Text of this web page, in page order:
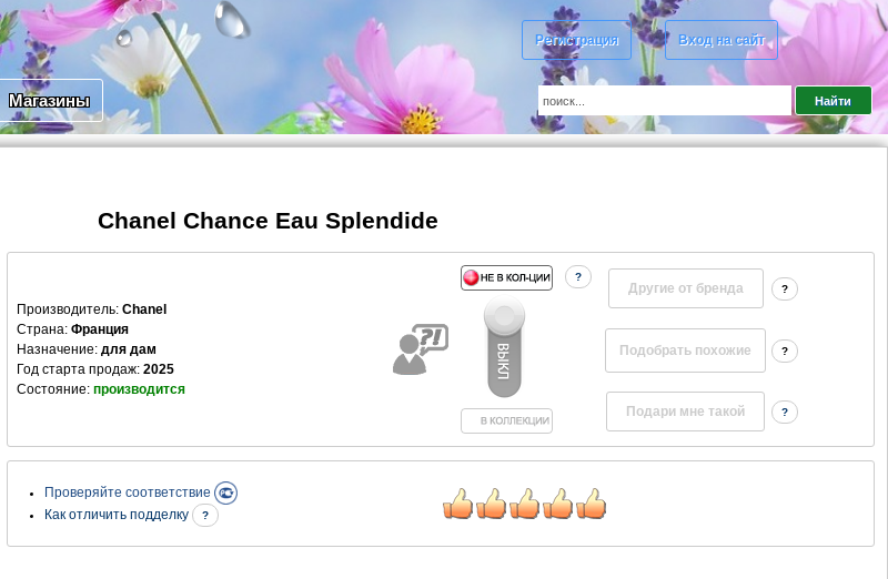
Регистрация Вход на сайт
Магазины
Chanel Chance Eau Splendide
Производитель: Chanel
Страна: Франция
Назначение: для дам
Год старта продаж: 2025
Состояние: производится
?
Другие от бренда ?
?
?
Проверяйте соответствие
Как отличить подделку
?